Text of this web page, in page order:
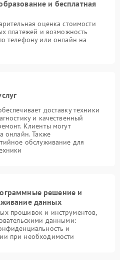
и бесплатная
оценка стоимости
платежей и возможность
телефону или онлайн на
доставку техники
и качественный
Клиенты могут
онлайн. Также
обслуживание для
решение и
данных
прошивок и инструментов,
данными:
и
при необходимости